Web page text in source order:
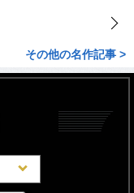
その他の名作記事 >